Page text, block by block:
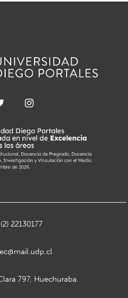
(2) 22130177
797, Huechuraba.